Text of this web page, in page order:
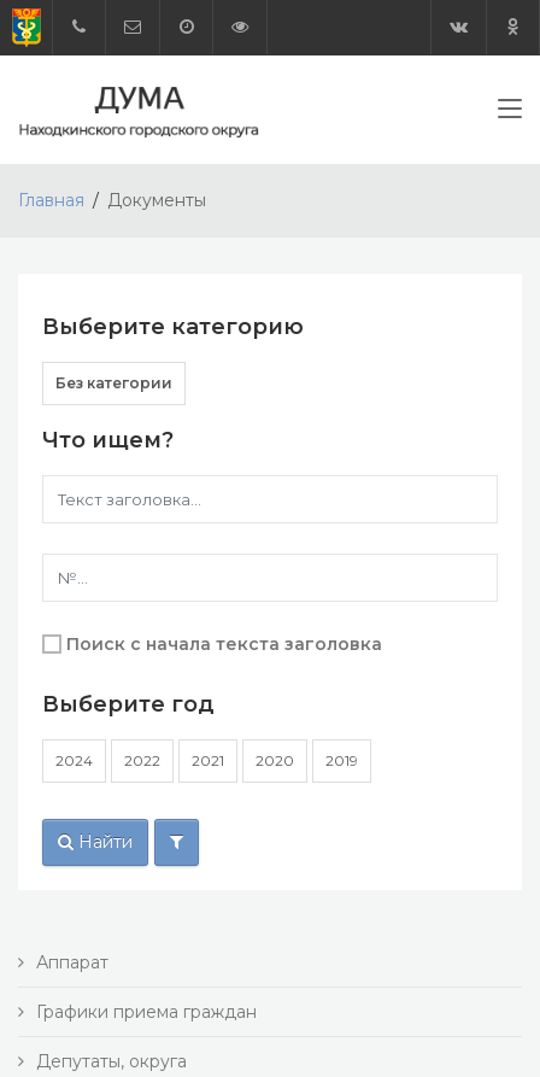
Главная Документы
Выберите категорию
Без категории
Что ищем?
Поиск с начала текста заголовка
Выберите год
2024 2022 2021 2020 2019
Найти
Аппарат
Графики приема граждан
Депутаты, округа